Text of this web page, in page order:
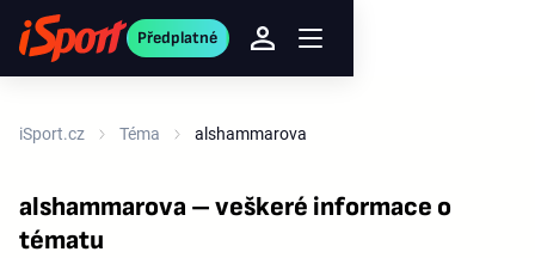
Předplatné
iSport.cz Téma alshammarova
alshammarova – veškeré informace o
tématu